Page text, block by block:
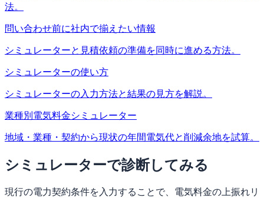
法。
問い合わせ前に社内で揃えたい情報
シミュレーターと見積依頼の準備を同時に進める方法。
シミュレーターの使い方
シミュレーターの入力方法と結果の見方を解説。
業種別電気料金シミュレーター
地域・業種・契約から現状の年間電気代と削減余地を試算。
シミュレーターで診断してみる
現行の電力契約条件を入力することで、電気料金の上振れリ